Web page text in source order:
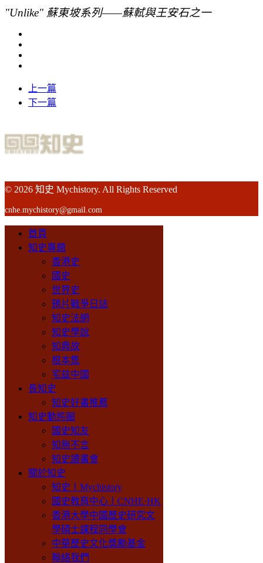
"Unlike" 蘇東坡系列——蘇軾與王安石之一
上一篇
下一篇
© 2026 知史 Mychistory. All Rights Reserved
cnhe.mychistory@gmail.com
首頁
知史專題
香港史
國史
世界史
鴉片戰爭日誌
知史法網
知史學說
知典故
根本集
宅兹中國
長知史
知史好書推薦
知史動態圈
國史知友
知無不言
知史讀書會
關於知史
知史丨Mychistory
國史教育中心丨CNHE·HK
香港大學中國歷史研究文
學碩士課程同學會
中華歷史文化獎勵基金
聯絡我們